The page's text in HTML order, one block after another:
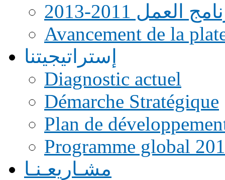
العمل 2011-2013
Avancement de la
إستراتيجيتنا
Diagnostic actuel
Démarche Stratégique
Plan de
Programme global
مشـاريعـنـا